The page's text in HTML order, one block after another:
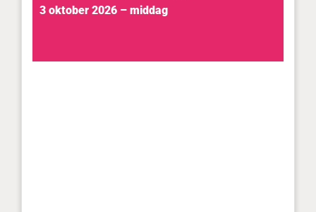
3 oktober 2026 – middag